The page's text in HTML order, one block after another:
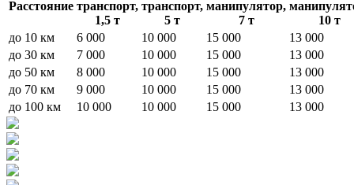
Расстояние транспорт,
1,5 т
транспорт,
5 т
манипулятор,
7 т
10 т
до 10 км
6 000 10 000 15 000
13 000
до 30 км
7 000 10 000 15 000
13 000
до 50 км
8 000 10 000 15 000
13 000
до 70 км
9 000 10 000 15 000
13 000
до 100 км
10 000 10 000 15 000 13 000